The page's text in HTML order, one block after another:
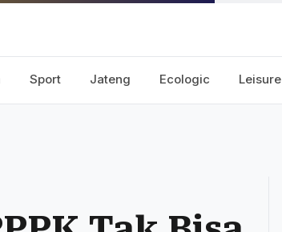
Sport Jateng Ecologic Leisure